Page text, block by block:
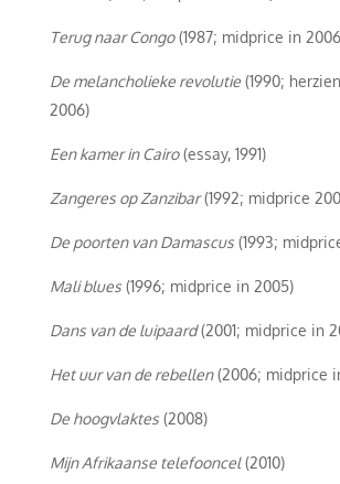
Terug naar Congo(1987; midprice in
De melancholieke revolutie(1990;
2006)
Een kamer in Cairo(essay, 1991)
Zangeres op Zanzibar(1992; midprice
De poorten van Damascus(1993;
Mali blues(1996; midprice in 2005)
Dans van de luipaard(2001; midprice in
Het uur van de rebellen(2006; midprice
De hoogvlaktes(2008)
Mijn Afrikaanse telefooncel(2010)